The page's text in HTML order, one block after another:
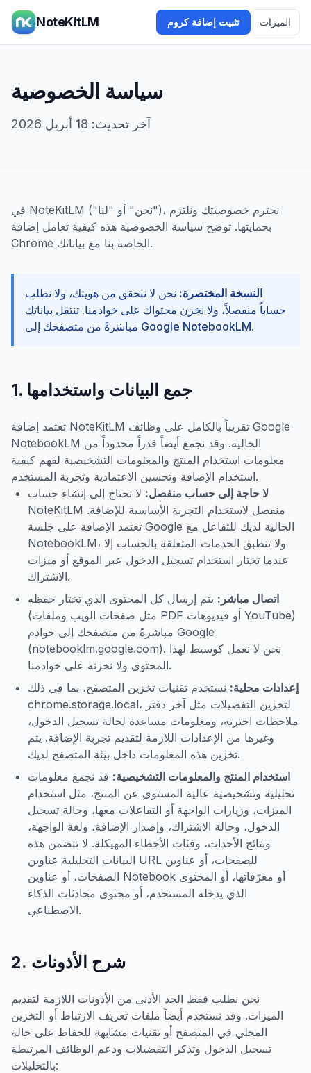
NoteKitLM تثبيت إضافة كروم الميزات
سياسة الخصوصية
آخر تحديث: 18 أبريل 2026
في NoteKitLM ("نحن" أو "لنا")، نحترم خصوصيتك ونلتزم
بحمايتها. توضح سياسة الخصوصية هذه كيفية تعامل إضافة
Chrome الخاصة بنا مع بياناتك.
النسخة المختصرة: نحن لا نتحقق من هويتك، ولا نطلب
حساباً منفصلاً، ولا نخزن محتواك على خوادمنا. تنتقل بياناتك
مباشرةً من متصفحك إلى Google NotebookLM.
1. جمع البيانات واستخدامها
تعتمد إضافة NoteKitLM تقريباً بالكامل على وظائف Google
NotebookLM الحالية. وقد نجمع أيضاً قدراً محدوداً من
معلومات استخدام المنتج والمعلومات التشخيصية لفهم كيفية
استخدام الإضافة وتحسين الاعتمادية وتجربة المستخدم.
لا حاجة إلى حساب منفصل: لا تحتاج إلى إنشاء حساب
NoteKitLM منفصل لاستخدام التجربة الأساسية للإضافة.
تعتمد الإضافة على جلسة Google الحالية لديك للتفاعل مع
NotebookLM، ولا تنطبق الخدمات المتعلقة بالحساب إلا
عندما تختار استخدام تسجيل الدخول عبر الموقع أو ميزات
الاشتراك.
اتصال مباشر: يتم إرسال كل المحتوى الذي تختار حفظه
(مثل صفحات الويب وملفات PDF أو فيديوهات YouTube)
مباشرةً من متصفحك إلى خوادم Google
المحتوى ولا نخزنه على خوادمنا.
إعدادات محلية: نستخدم تقنيات تخزين المتصفح، بما في ذلك
chrome.storage.local، لتخزين التفضيلات مثل آخر دفتر
ملاحظات اخترته، ومعلومات مساعدة لحالة تسجيل الدخول،
وغيرها من الإعدادات اللازمة لتقديم تجربة الإضافة. يتم
تخزين هذه المعلومات داخل بيئة المتصفح لديك.
استخدام المنتج والمعلومات التشخيصية: قد نجمع معلومات
تحليلية وتشخيصية عالية المستوى عن المنتج، مثل استخدام
الميزات، وزيارات الواجهة أو التفاعلات معها، وحالة تسجيل
الدخول، وحالة الاشتراك، وإصدار الإضافة، ولغة الواجهة،
ونتائج الأحداث، وفئات الأخطاء المهيكلة. لا تتضمن هذه
البيانات التحليلية عناوين URL للصفحات، أو عناوين
الصفحات، أو عناوين Notebook أو معرّفاتها، أو المحتوى
الذي يدخله المستخدم، أو محتوى محادثات الذكاء
الاصطناعي.
2. شرح الأذونات
نحن نطلب فقط الحد الأدنى من الأذونات اللازمة لتقديم
الميزات. وقد نستخدم أيضاً ملفات تعريف الارتباط أو التخزين
المحلي في المتصفح أو تقنيات مشابهة للحفاظ على حالة
تسجيل الدخول وتذكر التفضيلات ودعم الوظائف المرتبطة
بالتحليلات: